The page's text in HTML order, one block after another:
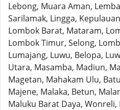
Lebong, Muara Aman,
Sarilamak, Lingga,
Lombok Barat, Mataram,
Lombok Timur, Selong,
Lumajang, Luwu, Belopa,
Utara, Masamba, Madiun,
Magetan, Mahakam Ulu,
Majene, Malaka, Betun,
Maluku Barat Daya,